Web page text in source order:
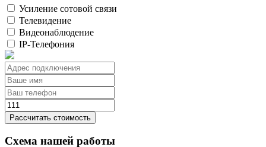
Усиление сотовой связи
Телевидение
Видеонаблюдение
IP-Телефония
Рассчитать стоимость
Схема нашей работы